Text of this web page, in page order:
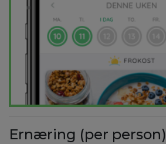
Ernæring (per person)